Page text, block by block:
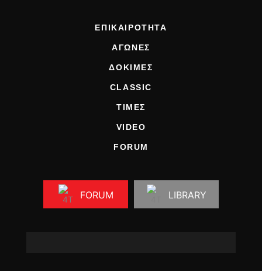
ΕΠΙΚΑΙΡΟΤΗΤΑ
ΑΓΩΝΕΣ
ΔΟΚΙΜΕΣ
CLASSIC
ΤΙΜΕΣ
VIDEO
FORUM
FORUM LIBRARY